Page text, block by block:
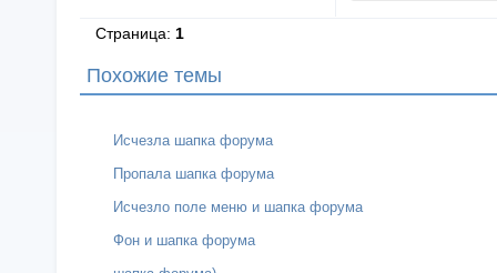
Страница:1
Похожие темы
Исчезла шапка форума
Пропала шапка форума
Исчезло поле меню и шапка форума
Фон и шапка форума